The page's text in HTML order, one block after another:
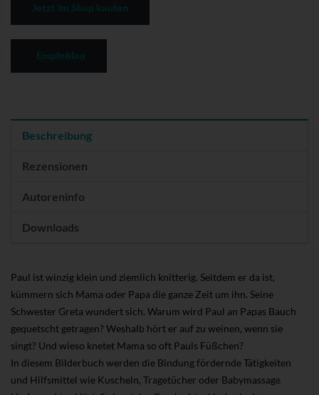
Beschreibung
Rezensionen
Autoreninfo
Downloads
Paul ist winzig klein und ziemlich knitterig. Seitdem er da ist,
kümmern sich Mama oder Papa die ganze Zeit um ihn. Seine
Schwester Greta wundert sich. Warum wird Paul an Papas Bauch
gequetscht getragen? Weshalb hört er auf zu weinen, wenn sie
singt? Und wieso knetet Mama so oft Pauls Füßchen?
In diesem Bilderbuch werden die Bindung fördernde Tätigkeiten
und Hilfsmittel wie Kuscheln, Tragetücher oder Babymassage